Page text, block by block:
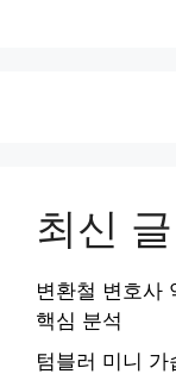
최신 글
변환철 변호사
핵심 분석
텀블러 미니